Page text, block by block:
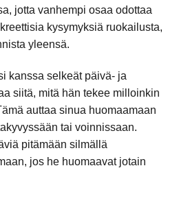
jotta vanhempi osaa odottaa
kysymyksiä ruokailusta,
yleensä.
kanssa selkeät päivä- ja
siitä, mitä hän tekee milloinkin
auttaa sinua huomaamaan
tai voinnissaan.
pitämään silmällä
jos he huomaavat jotain